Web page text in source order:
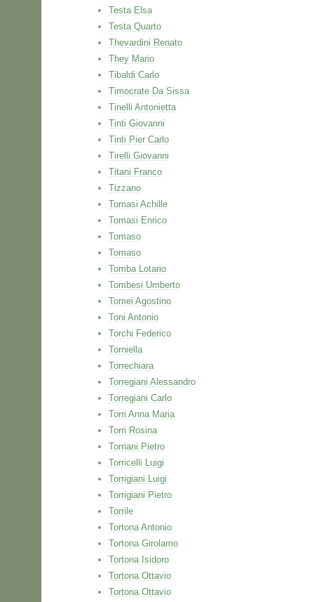
Testa Elsa
Testa Quarto
Thevardini Renato
They Mario
Tibaldi Carlo
Timocrate Da Sissa
Tinelli Antonietta
Tinti Giovanni
Tinti Pier Carlo
Tirelli Giovanni
Titani Franco
Tizzano
Tomasi Achille
Tomasi Enrico
Tomaso
Tomaso
Tomba Lotario
Tombesi Umberto
Tomei Agostino
Toni Antonio
Torchi Federico
Torniella
Torrechiara
Torregiani Alessandro
Torregiani Carlo
Torri Anna Maria
Torri Rosina
Torriani Pietro
Torricelli Luigi
Torrigiani Luigi
Torrigiani Pietro
Torrile
Tortona Antonio
Tortona Girolamo
Tortona Isidoro
Tortona Ottavio
Tortona Ottavio